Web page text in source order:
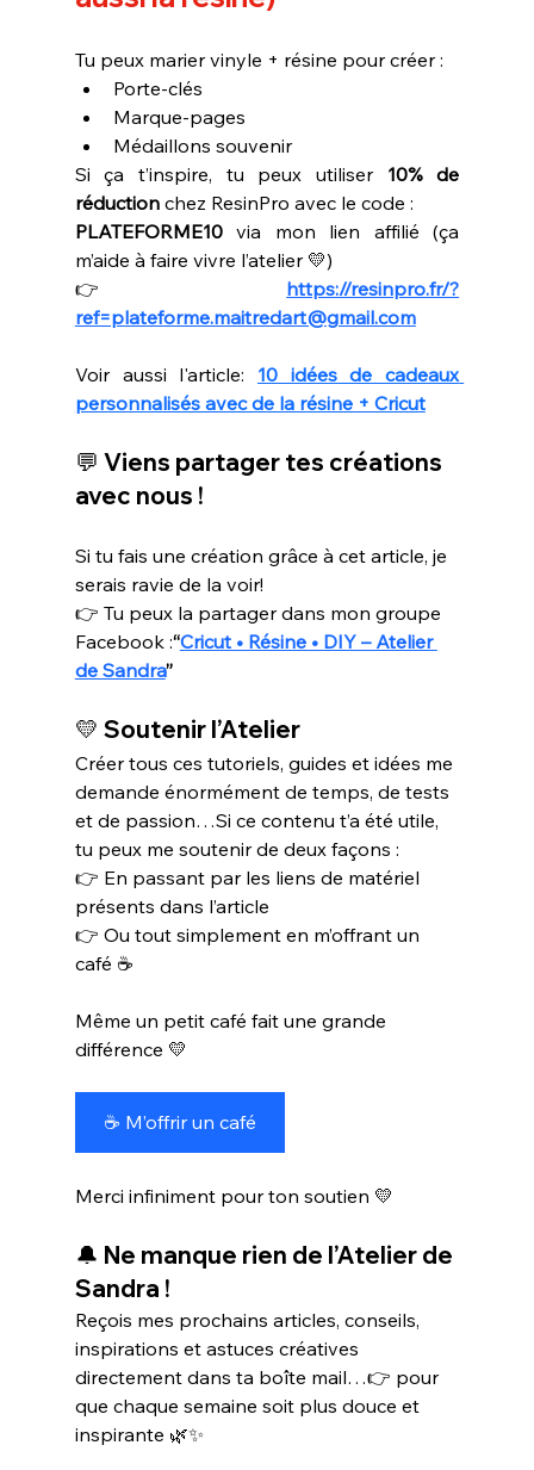
Tu peux marier vinyle + résine pour créer :
Porte-clés
Marque-pages
Médaillons souvenir
Si ça t’inspire, tu peux utiliser 10% de
réduction chez ResinPro avec le code :
PLATEFORME10 via mon lien affilié (ça
m’aide à faire vivre l’atelier 💛)
👉 https://resinpro.fr/?
ref=plateforme.maitredart@gmail.com
Voir aussi l'article: 10 idées de cadeaux
personnalisés avec de la résine + Cricut
💬 Viens partager tes créations
avec nous !
Si tu fais une création grâce à cet article, je
serais ravie de la voir!
👉 Tu peux la partager dans mon groupe
Facebook :“Cricut • Résine • DIY – Atelier
de Sandra”
💛 Soutenir l’Atelier
Créer tous ces tutoriels, guides et idées me
demande énormément de temps, de tests
et de passion…Si ce contenu t’a été utile,
tu peux me soutenir de deux façons :
👉 En passant par les liens de matériel
présents dans l’article
👉 Ou tout simplement en m’offrant un
café ☕
Même un petit café fait une grande
différence 💛
☕ M’offrir un café
Merci infiniment pour ton soutien 💛
🔔 Ne manque rien de l’Atelier de
Sandra !
Reçois mes prochains articles, conseils,
inspirations et astuces créatives
directement dans ta boîte mail…👉 pour
que chaque semaine soit plus douce et
inspirante 🌿✨